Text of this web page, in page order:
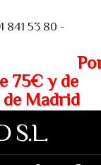
841 53 80 -
75€ y de
Madrid
S.L.